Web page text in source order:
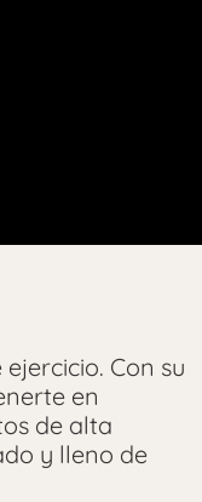
Con su
en
de alta
y lleno de